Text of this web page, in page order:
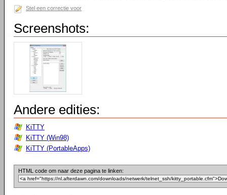
Stel een correctie voor
Screenshots:
Andere edities:
KiTTY
KiTTY (Win98)
KiTTY (PortableApps)
HTML code om naar deze pagina te linken: